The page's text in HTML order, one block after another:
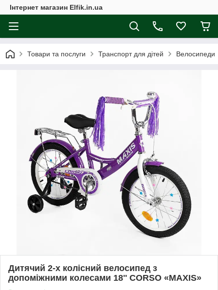
Інтернет магазин Elfik.in.ua
Товари та послуги Транспорт для дітей Велосипеди
Дитячий 2-х колісний велосипед з
допоміжними колесами 18'' CORSO «MAXIS»